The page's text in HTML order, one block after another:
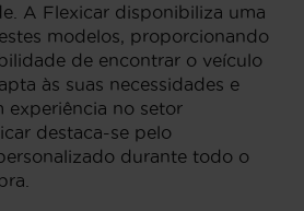
A Flexicar disponibiliza uma
modelos, proporcionando
de encontrar o veículo
às suas necessidades e
experiência no setor
destaca-se pelo
durante todo o